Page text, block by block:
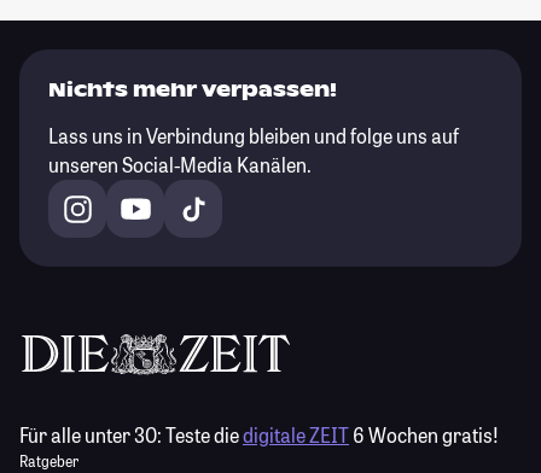
Nichts mehr verpassen!
Lass uns in Verbindung bleiben und folge uns auf
unseren Social-Media Kanälen.
Für alle unter 30:Teste diedigitale ZEIT6 Wochen gratis!
Ratgeber